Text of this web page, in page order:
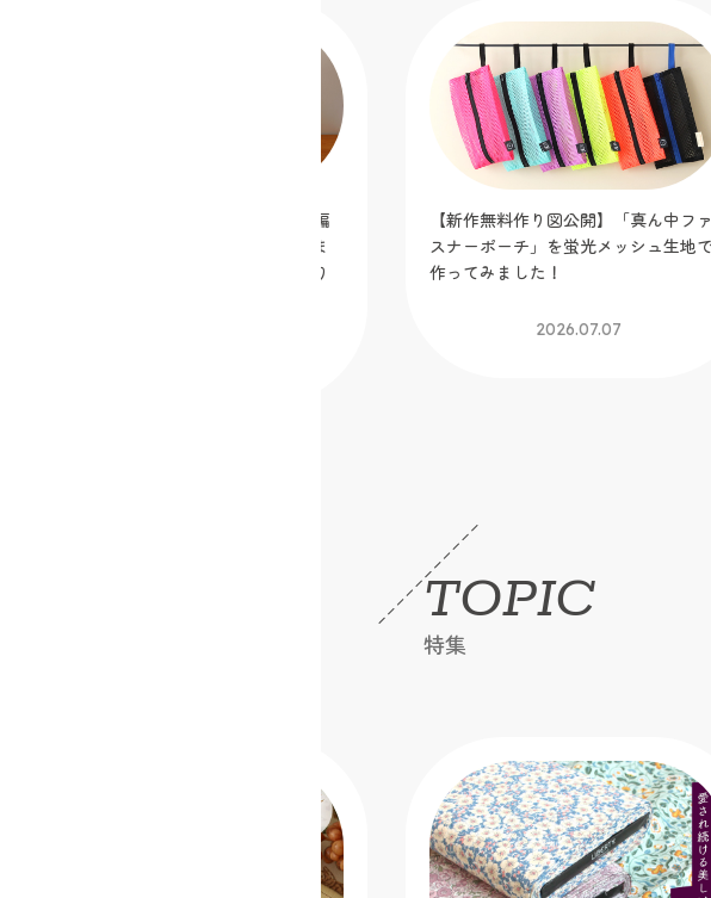
【新作無料作り図公開】「真ん中ファ
スナーポーチ」を蛍光メッシュ生地で
ディズニーキャラクター生地で作りた
い！大きめバッグ３選
TOPIC
特集